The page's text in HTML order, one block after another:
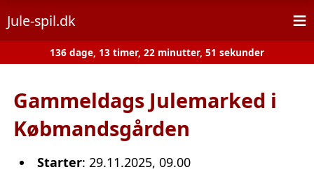
Jule-spil.dk ≡
136 dage, 13 timer, 22 minutter, 51 sekunder
Gammeldags Julemarked i
Købmandsgården
Starter: 29.11.2025, 09.00